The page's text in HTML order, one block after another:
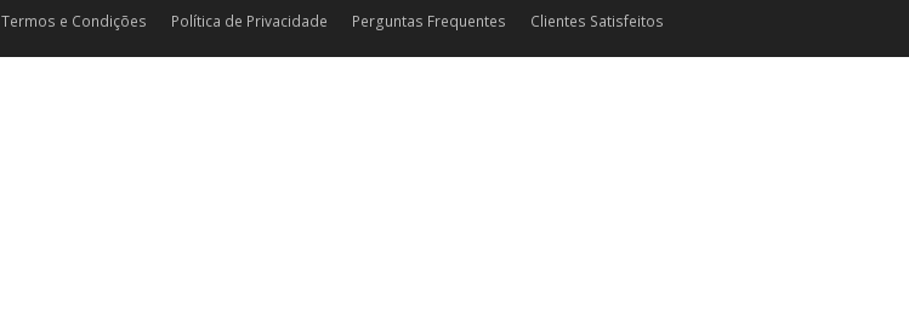
Termos e Condições Política de Privacidade Perguntas Frequentes Clientes Satisfeitos